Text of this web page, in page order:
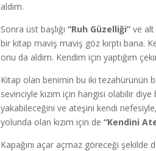
aldım.
Sonra üst başlığı “Ruh Güzelliği”ve alt
bir kitap maviş maviş göz kırptı bana.
onu da aldım. Kendim için yaptığım
Kitap olan benimin bu iki tezahürünün
sevinciyle kızım için hangisi olabilir
yakabileceğini ve ateşini kendi
yolunda olan kızım için de “Kendini
Kapağını açar açmaz göreceği şekilde